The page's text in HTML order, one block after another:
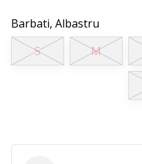
noi?
Alătură-
te
nouă
Barbati, Albastru
S
M